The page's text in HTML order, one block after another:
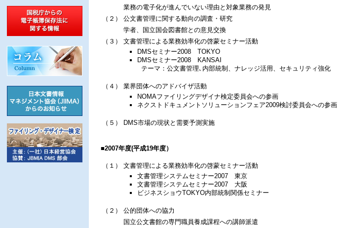
業務の電子化が進んでいない理由と対象業務の発見
（２）
公文書管理に関する動向の調査・研究
学者、国立国会図書館との意見交換
（３）
文書管理による業務効率化の啓蒙セミナー活動
DMSセミナー2008 TOKYO
DMSセミナー2008 KANSAI
テーマ：公文書管理､内部統制、ナレッジ活用、セキュリティ強化
（４）
業界団体へのアドバイザ活動
NOMAファイリングデザイナ検定委員会への参画
ネクストドキュメントソリューションフェア2009検討委員会への参画
（５） DMS市場の現状と需要予測実施
■2007年度(平成19年度）
（１）
文書管理による業務効率化の啓蒙セミナー活動
文書管理システムセミナー2007 東京
文書管理システムセミナー2007 大阪
ビジネスショウTOKYO内部統制関係セミナー
（２）
公的団体への協力
国立公文書館の専門職員養成課程への講師派遣